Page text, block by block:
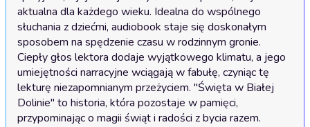
aktualna dla każdego wieku. Idealna do wspólnego
słuchania z dziećmi, audiobook staje się doskonałym
sposobem na spędzenie czasu w rodzinnym gronie.
Ciepły głos lektora dodaje wyjątkowego klimatu, a jego
umiejętności narracyjne wciągają w fabułę, czyniąc tę
lekturę niezapomnianym przeżyciem. "Święta w Białej
Dolinie" to historia, która pozostaje w pamięci,
przypominając o magii świąt i radości z bycia razem.